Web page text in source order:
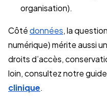
organisation).
Côtédonnées, la
numérique) mérite aussi
droits d’accès,
loin, consultez notre guide
clinique.